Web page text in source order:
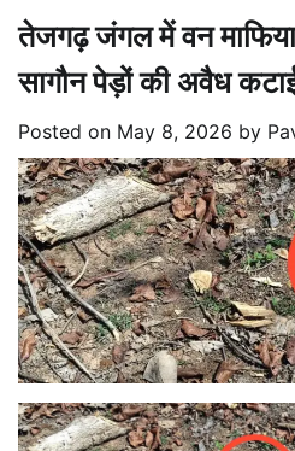
तेजगढ़ जंगल में वन
सागौन पेड़ों की अवैध
Posted on May 8, 2026 by